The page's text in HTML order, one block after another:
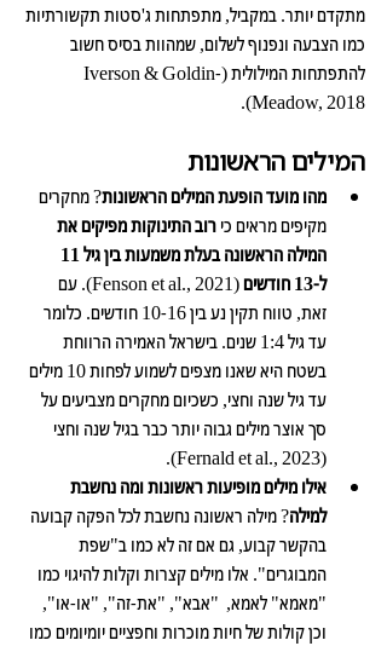
מתקדם יותר. במקביל, מתפתחות ג'סטות תקשורתיות
כמו הצבעה ונפנוף לשלום, שמהוות בסיס חשוב
להתפתחות המילולית (Iverson & Goldin-
Meadow, 2018).
המילים הראשונות
מהו מועד הופעת המילים הראשונות? מחקרים
מקיפים מראים כי רוב התינוקות מפיקים את
ל-13 חודשים
(Fenson et al., 2021). עם
זאת, טווח תקין נע בין 10-16 חודשים. כלומר
עד גיל 1:4 שנים. בישראל האמירה הרווחת
בשטח היא שאנו מצפים לשמוע לפחות 10 מילים
עד גיל שנה וחצי, כשכיום מחקרים מצביעים על
סך אוצר מילים גבוה יותר כבר בגיל שנה וחצי
(Fernald et al., 2023).
אילו מילים מופיעות ראשונות ומה נחשבת
למילה? מילה ראשונה נחשבת לכל הפקה קבועה
בהקשר קבוע, גם אם זה לא כמו ב"שפת
המבוגרים". אלו מילים קצרות וקלות להיגוי כמו
"מאמא" לאמא,  "אבא", "את-זה", "או-או",
וכן קולות של חיות מוכרות וחפציים יומיומים כמו